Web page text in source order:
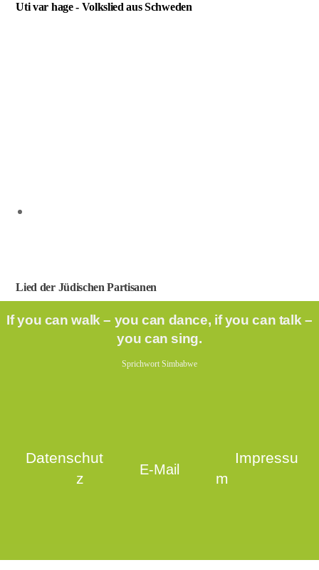
Uti var hage - Volkslied aus Schweden
Lied der Jüdischen Partisanen
If you can walk – you can dance, if you can talk –
you can sing.
Sprichwort Simbabwe
Datenschut
z
E-Mail
Impressu
m